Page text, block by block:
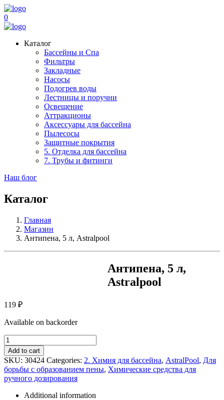
0
Каталог
Бассейны и Спа
Фильтры
Закладные
Насосы
Подогрев воды
Лестницы и поручни
Освещение
Аттракционы
Аксессуары для бассейна
Пылесосы
Защитные покрытия
5. Отделка для бассейна
7. Трубы и фитинги
Наш блог
Каталог
Главная
Магазин
Антипена, 5 л, Astralpool
Антипена, 5 л,
Astralpool
119 ₽
Available on backorder
Антипена,
5
л,
Astralpool
quantity
Add to cart
SKU: 30424 Categories: 2. Химия для бассейна, AstralPool, Для
борьбы с образованием пены, Химические средства для
ручного дозирования
Additional information